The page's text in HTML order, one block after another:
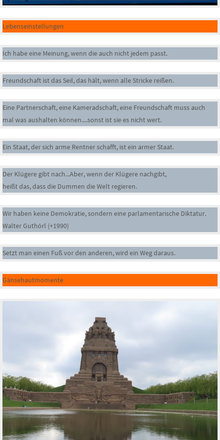
Lebenseinstellungen
Ich habe eine Meinung, wenn die auch nicht jedem passt.
Freundschaft ist das Seil, das hält, wenn alle Stricke reißen.
Eine Partnerschaft, eine Kameradschaft, eine Freundschaft muss auch
mal was aushalten können....sonst ist sie es nicht wert.
Ein Staat, der sich arme Rentner schafft, ist ein armer Staat.
Der Klügere gibt nach...Aber, wenn der Klügere nachgibt,
heißt das, dass die Dummen die Welt regieren.
Wir haben keine Demokratie, sondern eine parlamentarische Diktatur.
Walter Guthörl (+1990)
Setzt man einen Fuß vor den anderen, wird ein Weg daraus.
Gänsehautmomente